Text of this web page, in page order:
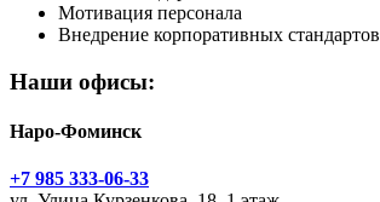
Мотивация персонала
Внедрение корпоративных стандартов
Наши офисы:
Наро-Фоминск
+7 985 333-06-33